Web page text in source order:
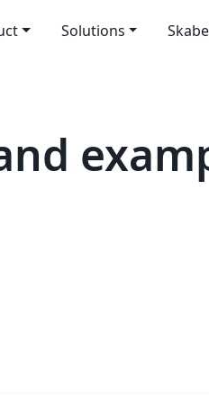
Solutions